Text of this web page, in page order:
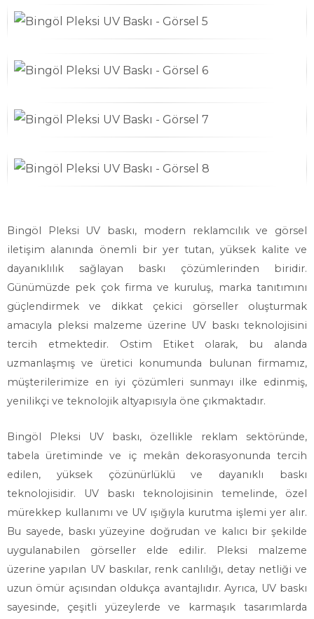
Bingöl Pleksi UV baskı, modern reklamcılık ve görsel
iletişim alanında önemli bir yer tutan, yüksek kalite ve
dayanıklılık sağlayan baskı çözümlerinden biridir.
Günümüzde pek çok firma ve kuruluş, marka tanıtımını
güçlendirmek ve dikkat çekici görseller oluşturmak
amacıyla pleksi malzeme üzerine UV baskı teknolojisini
tercih etmektedir. Ostim Etiket olarak, bu alanda
uzmanlaşmış ve üretici konumunda bulunan firmamız,
müşterilerimize en iyi çözümleri sunmayı ilke edinmiş,
yenilikçi ve teknolojik altyapısıyla öne çıkmaktadır.
Bingöl Pleksi UV baskı, özellikle reklam sektöründe,
tabela üretiminde ve iç mekân dekorasyonunda tercih
edilen, yüksek çözünürlüklü ve dayanıklı baskı
teknolojisidir. UV baskı teknolojisinin temelinde, özel
mürekkep kullanımı ve UV ışığıyla kurutma işlemi yer alır.
Bu sayede, baskı yüzeyine doğrudan ve kalıcı bir şekilde
uygulanabilen görseller elde edilir. Pleksi malzeme
üzerine yapılan UV baskılar, renk canlılığı, detay netliği ve
uzun ömür açısından oldukça avantajlıdır. Ayrıca, UV baskı
sayesinde, çeşitli yüzeylerde ve karmaşık tasarımlarda